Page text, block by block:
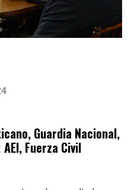
Guardia Nacional,
Fuerza Civil